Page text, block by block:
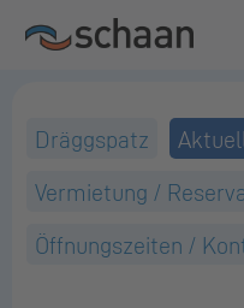
Dräggspatz Aktuell
Vermietung /
Öffnungszeiten /